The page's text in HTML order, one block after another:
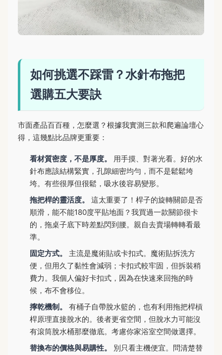
如何挑選不踩雷？水針布拖把
選購五大要訣
市面產品百百種，怎麼選？根據我實測三款和爬遍論壇心
得，這幾點比品牌更重要：
看材質密度，不是厚度。
用手摸、對著光看。好的水
針布應該結構緊實，孔隙細密均勻，而不是鬆鬆垮
垮。有些很厚但很鬆，吸水後容易變形。
拖把桿的靈活度。
這太重要了！桿子的旋轉關節是否
順滑，能不能180度平貼地面？我買過一款關節很卡
的，拖桌子底下時差點閃到腰。親自去賣場轉轉看最
準。
固定方式。
主流是魔術貼或卡扣式。魔術貼拆洗方
便，但用久了黏性會減弱；卡扣式較牢固，但拆裝稍
費力。我個人偏好卡扣式，因為在快速來回拖的時
候，布不會移位。
擰乾機制。
有桶子自帶脫水籃的，也有利用拖把桿槓
桿原理直接脫水的。後者更省空間，但脫水力可能沒
有滾筒脫水桶那麼徹底。考慮你家浴室空間做選擇。
替換布的價格與易購性。
別只看主機便宜。問清楚替